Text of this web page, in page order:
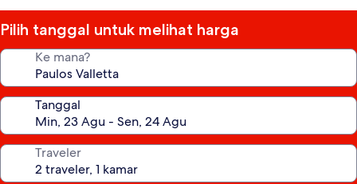
Pilih tanggal untuk melihat harga
Ke mana?
Tanggal
Traveler